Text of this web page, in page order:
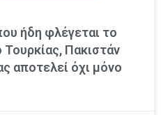
ήδη φλέγεται το
Πακιστάν
αποτελεί όχι μόνο